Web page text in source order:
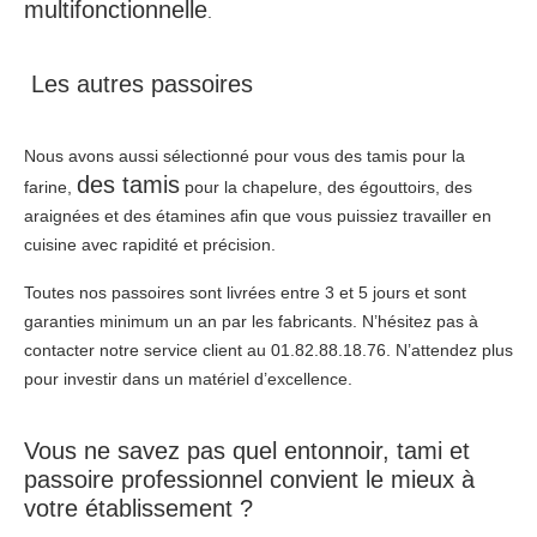
multifonctionnelle.
Les autres passoires
Nous avons aussi sélectionné pour vous des tamis pour la
farine, des tamis pour la chapelure, des égouttoirs, des
araignées et des étamines afin que vous puissiez travailler en
cuisine avec rapidité et précision.
Toutes nos passoires sont livrées entre 3 et 5 jours et sont
garanties minimum un an par les fabricants. N’hésitez pas à
contacter notre service client au 01.82.88.18.76. N’attendez plus
pour investir dans un matériel d’excellence.
Vous ne savez pas quel entonnoir, tami et
passoire professionnel convient le mieux à
votre établissement ?